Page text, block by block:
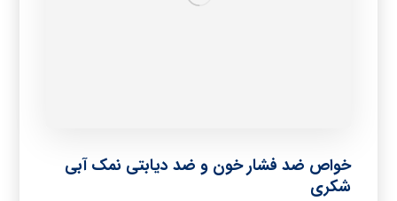
خواص ضد فشار خون و ضد دیابتی نمک آبی
شکری